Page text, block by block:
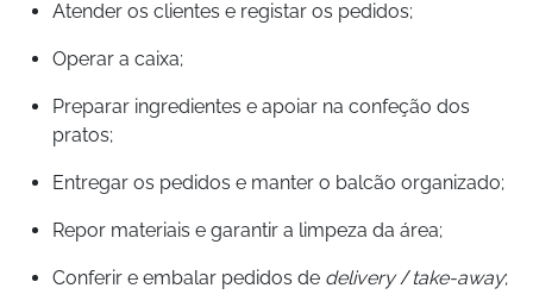
Atender os clientes e registar os pedidos;
Operar a caixa;
Preparar ingredientes e apoiar na confeção dos
pratos;
Entregar os pedidos e manter o balcão organizado;
Repor materiais e garantir a limpeza da área;
Conferir e embalar pedidos de delivery/take-away;